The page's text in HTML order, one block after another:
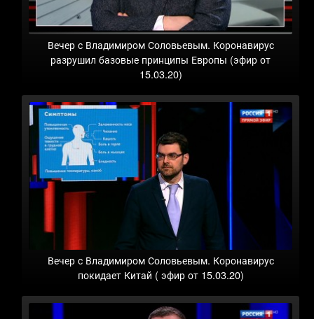
Вечер с Владимиром Соловьевым. Коронавирус
разрушил базовые принципы Европы (эфир от
15.03.20)
Вечер с Владимиром Соловьевым. Коронавирус
покидает Китай ( эфир от 15.03.20)